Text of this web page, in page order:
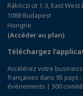
Rákóczi út 1-3, East
1088 Budapest
Hongrie
(Accéder au plan)
Téléchargez
Accélérez votre
françaises dans 95 pays
événements | 300